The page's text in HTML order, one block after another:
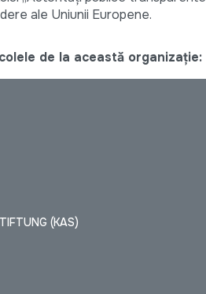
ale Uniunii Europene.
de la această organizație:
(KAS)